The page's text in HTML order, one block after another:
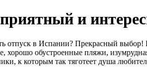
и
отпуск в Испании? Прекрасный
хорошо обустроенные пляжи,
к которым так тяготеет душа